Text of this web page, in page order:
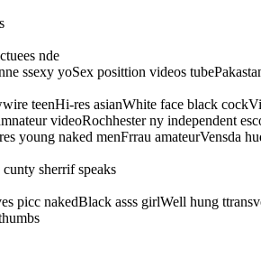
nde
ssexy yoSex posittion videos
teenHi-res asianWhite face black
videoRochhester ny independent
young naked menFrrau amateurVensda
sherrif speaks
picc nakedBlack asss girlWell hung